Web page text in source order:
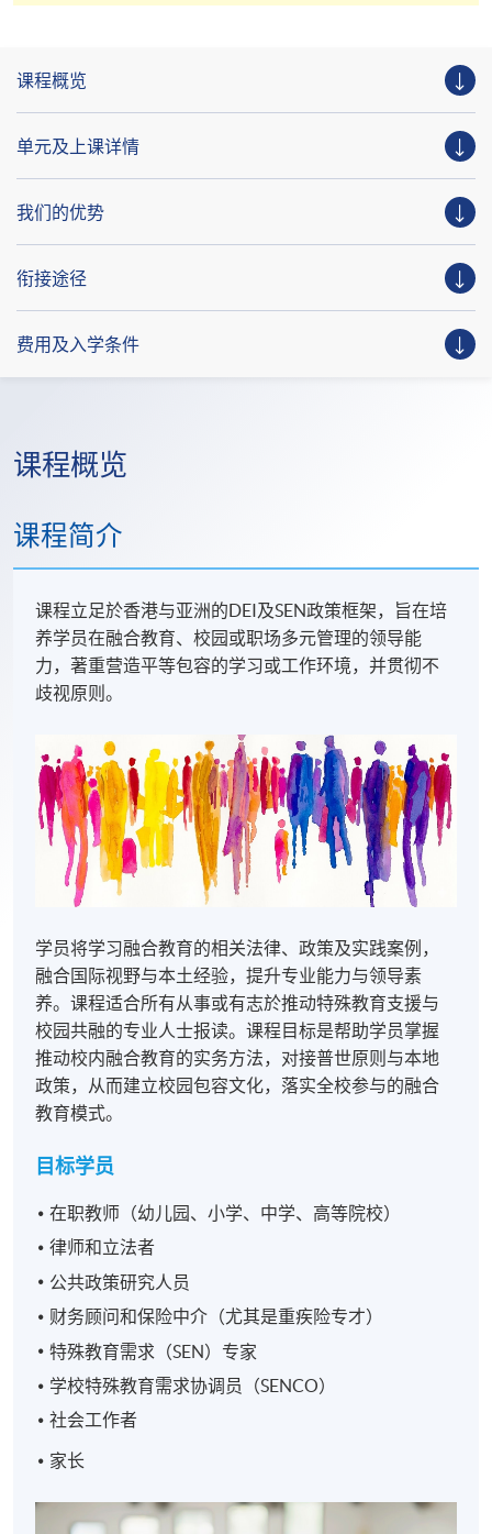
课程概览
单元及上课详情
我们的优势
衔接途径
费用及入学条件
课程概览
课程简介
课程立足於香港与亚洲的DEI及SEN政策框架，旨在培
养学员在融合教育、校园或职场多元管理的领导能
力，著重营造平等包容的学习或工作环境，并贯彻不
歧视原则。
学员将学习融合教育的相关法律、政策及实践案例，
融合国际视野与本土经验，提升专业能力与领导素
养。课程适合所有从事或有志於推动特殊教育支援与
校园共融的专业人士报读。课程目标是帮助学员掌握
推动校内融合教育的实务方法，对接普世原则与本地
政策，从而建立校园包容文化，落实全校参与的融合
教育模式。
目标学员
在职教师（幼儿园、小学、中学、高等院校）
律师和立法者
公共政策研究人员
财务顾问和保险中介（尤其是重疾险专才）
特殊教育需求（SEN）专家
学校特殊教育需求协调员（SENCO）
社会工作者
家长